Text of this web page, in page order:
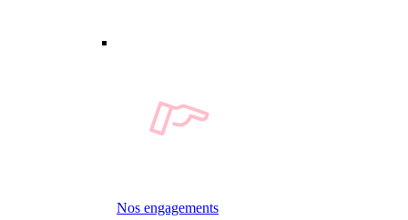
Nos engagements